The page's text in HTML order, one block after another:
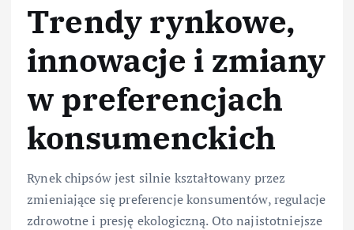
Trendy rynkowe,
innowacje i zmiany
w preferencjach
konsumenckich
Rynek chipsów jest silnie kształtowany przez
zmieniające się preferencje konsumentów, regulacje
zdrowotne i presję ekologiczną. Oto najistotniejsze